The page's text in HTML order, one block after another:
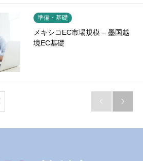
準備・基礎
メキシコEC市場規模 – 墨国越
境EC基礎
 